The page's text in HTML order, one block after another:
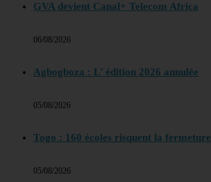
GVA devient Canal+ Telecom Africa
06/08/2026
Agbogboza : L’ édition 2026 annulée
05/08/2026
Togo : 160 écoles risquent la fermeture
05/08/2026